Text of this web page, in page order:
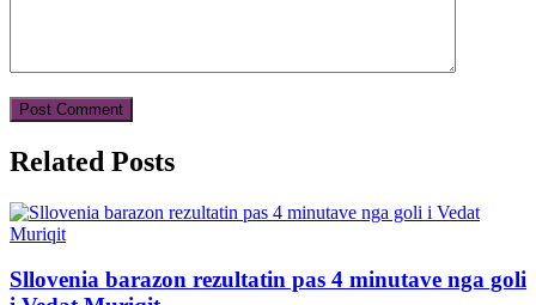
Related Posts
Sllovenia barazon rezultatin pas 4 minutave nga goli